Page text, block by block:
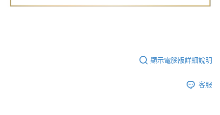
顯示電腦版詳細說明
客服